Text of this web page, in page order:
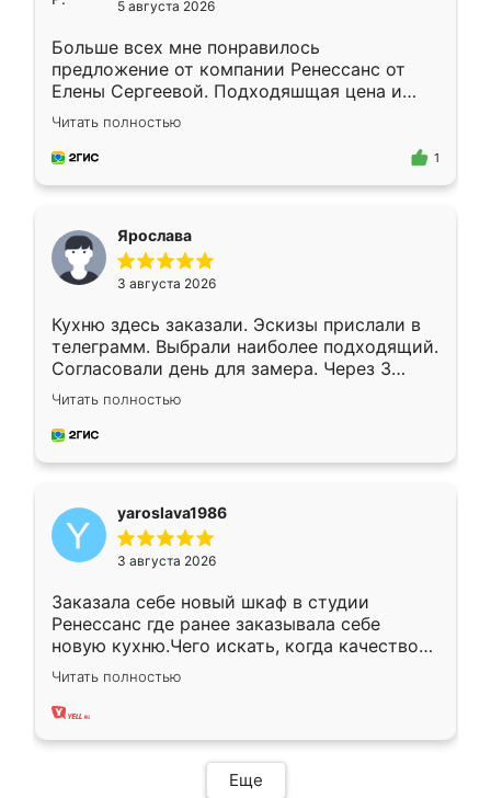
5 августа 2026
Больше всех мне понравилось
предложение от компании Ренессанс от
Елены Сергеевой. Подходяшщая цена и
короткие сроки изготовления. Приехавший
для замера сотрудник Владислав
предложил по моему эскизу самый
Читать полностью
1
Ярослава
3 августа 2026
Кухню здесь заказали. Эскизы прислали в
телеграмм. Выбрали наиболее подходящий.
Согласовали день для замера. Через 3
недели кухня была уже готова. Остались
довольны работой. Спасибо Ренессанс
мебель за качественную работу!
Читать полностью
yaroslava1986
3 августа 2026
Заказала себе новый шкаф в студии
Ренессанс где ранее заказывала себе
новую кухню.Чего искать, когда качеством
вполне довольна. Служит кухня уже почти
два года, нареканий нет.
Читать полностью
Еще